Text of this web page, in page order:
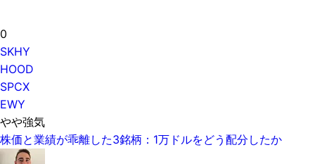
0
SKHY
HOOD
SPCX
EWY
やや強気
株価と業績が乖離した3銘柄：1万ドルをどう配分したか